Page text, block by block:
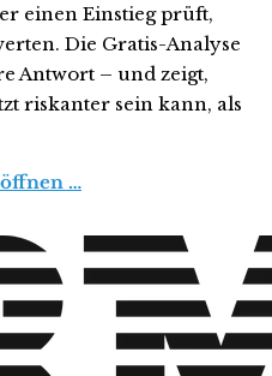
einen Einstieg prüft,
Die Gratis-Analyse
Antwort – und zeigt,
riskanter sein kann, als
…